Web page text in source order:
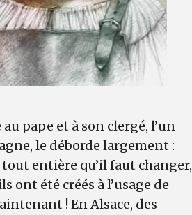
pape et à son clergé, l’un
le déborde largement :
tout entière qu’il faut changer,
ont été créés à l’usage de
! En Alsace, des